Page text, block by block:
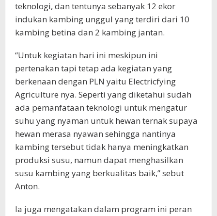
teknologi, dan tentunya sebanyak 12 ekor
indukan kambing unggul yang terdiri dari 10
kambing betina dan 2 kambing jantan.
“Untuk kegiatan hari ini meskipun ini
pertenakan tapi tetap ada kegiatan yang
berkenaan dengan PLN yaitu Electricfying
Agriculture nya. Seperti yang diketahui sudah
ada pemanfataan teknologi untuk mengatur
suhu yang nyaman untuk hewan ternak supaya
hewan merasa nyawan sehingga nantinya
kambing tersebut tidak hanya meningkatkan
produksi susu, namun dapat menghasilkan
susu kambing yang berkualitas baik,” sebut
Anton.
Ia juga mengatakan dalam program ini peran